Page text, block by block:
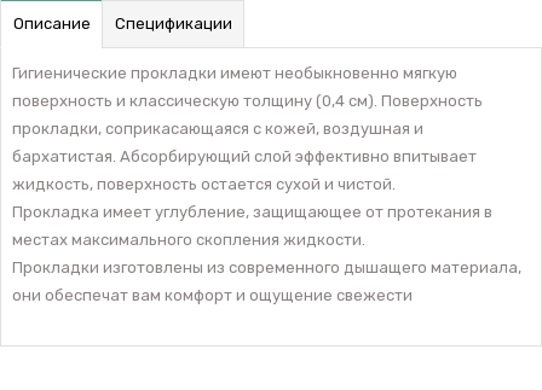
Описание Спецификации
Гигиенические прокладки имеют необыкновенно мягкую
поверхность и классическую толщину (0,4 см). Поверхность
прокладки, соприкасающаяся с кожей, воздушная и
бархатистая. Абсорбирующий слой эффективно впитывает
жидкость, поверхность остается сухой и чистой.
Прокладка имеет углубление, защищающее от протекания в
местах максимального скопления жидкости.
Прокладки изготовлены из современного дышащего материала,
они обеспечат вам комфорт и ощущение свежести